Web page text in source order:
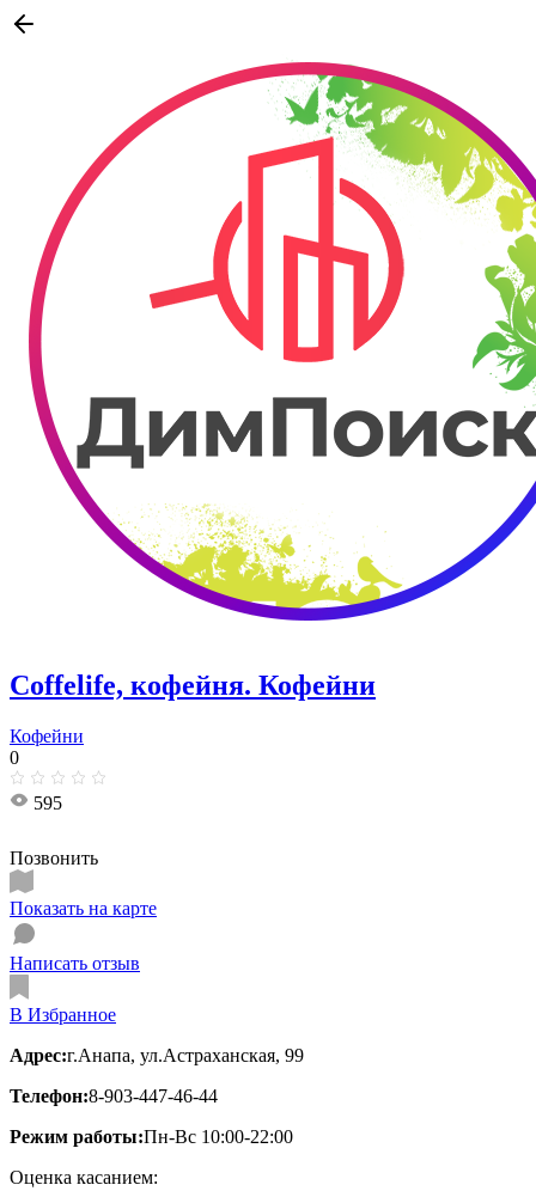
Coffelife, кофейня. Кофейни
Кофейни
0
595
Позвонить
Показать на карте
Написать отзыв
В Избранное
Адрес:г.Анапа, ул.Астраханская, 99
Телефон:8-903-447-46-44
Режим работы:Пн-Вс 10:00-22:00
Оценка касанием: